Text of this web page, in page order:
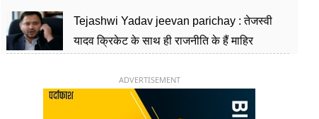
Tejashwi Yadav jeevan parichay : तेजस्वी
यादव क्रिकेट के साथ ही राजनीति के हैं माहिर
ADVERTISEMENT